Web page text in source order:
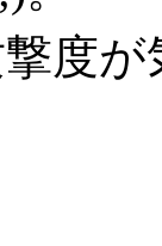
度